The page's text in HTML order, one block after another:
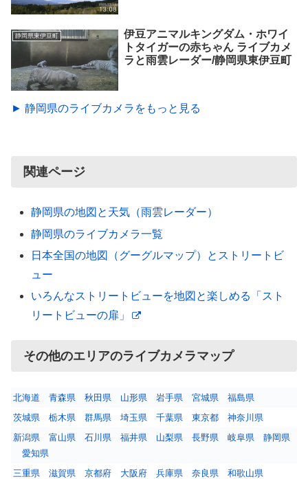
静岡県東伊豆町
伊豆アニマルキングダム・ホワイ
トタイガーの赤ちゃん ライブカメ
ラと雨雲レーダー/静岡県東伊豆町
► 静岡県のライブカメラをもっと見る
関連ページ
静岡県の地図と天気（雨雲レーダー）
静岡県のライブカメラ一覧
日本全国の地図（グーグルマップ）とストリートビ
ュー
いろんなストリートビューを地図と楽しめる「スト
リートビューの扉」
その他のエリアのライブカメラマップ
北海道 青森県 秋田県 山形県 岩手県 宮城県
福島県
茨城県
栃木県 群馬県 埼玉県 千葉県 東京都
神奈川県
新潟県
富山県 石川県 福井県 山梨県 長野県 岐阜県
静岡県
愛知県
三重県
滋賀県 京都府 大阪府 兵庫県 奈良県
和歌山県